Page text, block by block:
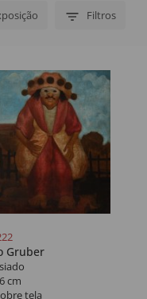
Filtros
Gruber
cm
tela